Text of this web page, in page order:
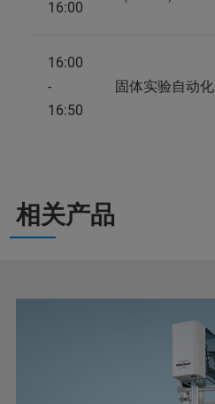
16:00
16:00
-
16:50
固体实验自动化
相关产品